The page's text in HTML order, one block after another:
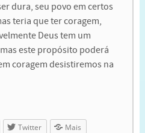
dura, seu povo em certos
teria que ter coragem,
Deus tem um
este propósito poderá
coragem desistiremos na
Twitter Mais